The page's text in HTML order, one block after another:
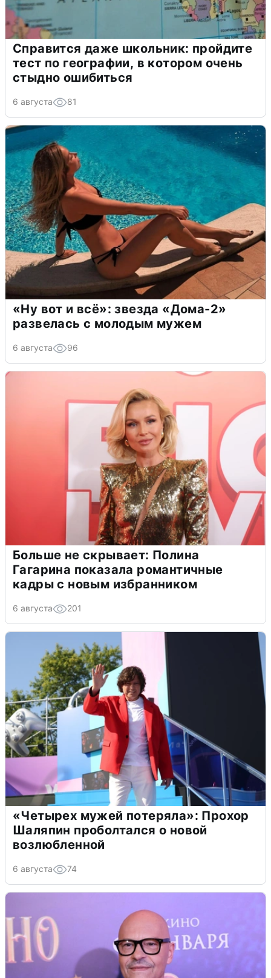
Справится даже школьник: пройдите
тест по географии, в котором очень
стыдно ошибиться
6 августа 81
«Ну вот и всё»: звезда «Дома-2»
развелась с молодым мужем
6 августа 96
Больше не скрывает: Полина
Гагарина показала романтичные
кадры с новым избранником
6 августа 201
«Четырех мужей потеряла»: Прохор
Шаляпин проболтался о новой
возлюбленной
6 августа 74